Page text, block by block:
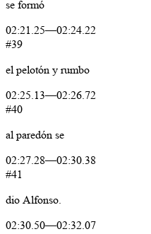
se formó
02:21.25—02:24.22
#39
el pelotón y rumbo
02:25.13—02:26.72
#40
al paredón se
02:27.28—02:30.38
#41
dio Alfonso.
02:30.50—02:32.07